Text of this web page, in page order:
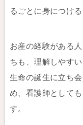
るごとに身につけ
お産の経験がある
ちも、理解しやす
生命の誕生に立ち
め、看護師として
す。